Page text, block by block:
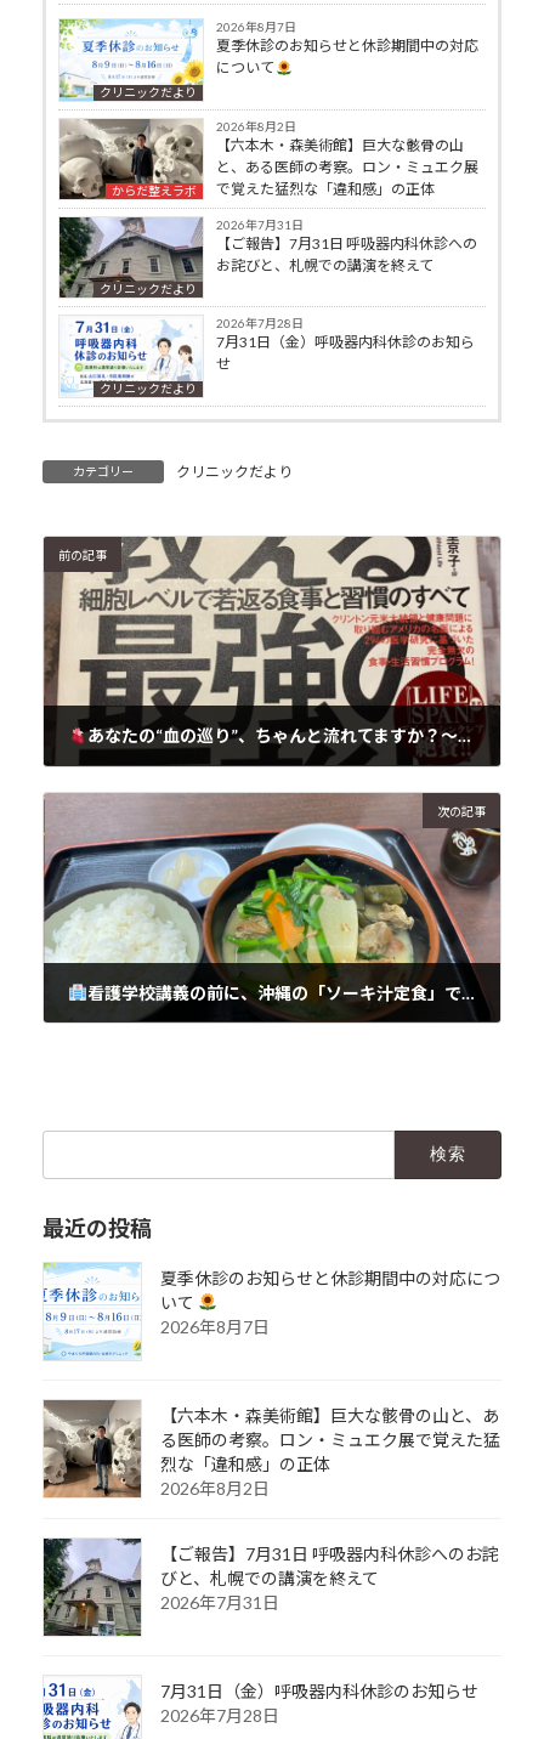
クリニックだより
2026年8月7日
夏季休診のお知らせと休診期間中の対応
について
からだ整えラボ
2026年8月2日
【六本木・森美術館】巨大な骸骨の山
と、ある医師の考察。ロン・ミュエク展
で覚えた猛烈な「違和感」の正体
クリニックだより
2026年7月31日
【ご報告】7月31日 呼吸器内科休診への
お詫びと、札幌での講演を終えて
クリニックだより
2026年7月28日
7月31日（金）呼吸器内科休診のお知ら
せ
カテゴリー クリニックだより
前の記事
あなたの“血の巡り”、ちゃんと流れてますか？〜循環・輸送系セルフ診断と、その改善法〜
次の記事
看護学校講義の前に、沖縄の「ソーキ汁定食」でパワーチャージ！
最近の投稿
夏季休診のお知らせと休診期間中の対応につ
いて
2026年8月7日
【六本木・森美術館】巨大な骸骨の山と、あ
る医師の考察。ロン・ミュエク展で覚えた猛
烈な「違和感」の正体
2026年8月2日
【ご報告】7月31日 呼吸器内科休診へのお詫
びと、札幌での講演を終えて
2026年7月31日
7月31日（金）呼吸器内科休診のお知らせ
2026年7月28日